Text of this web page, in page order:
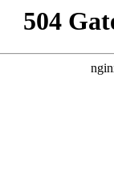
504